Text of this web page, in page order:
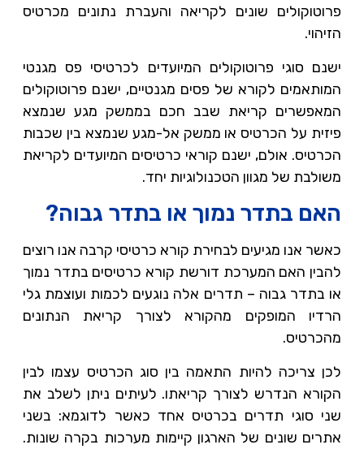
פרוטוקולים שונים לקריאה והעברת נתונים מכרטיס
הזיהוי.
ישנם סוגי פרוטוקולים המיועדים לכרטיסי פס מגנטי
המותאמים לקורא של פסים מגנטיים, ישנם פרוטוקולים
המאפשרים קריאת שבב חכם בממשק מגע שנמצא
פיזית על הכרטיס או ממשק אל-מגע שנמצא בין שכבות
הכרטיס. אולם, ישנם קוראי כרטיסים המיועדים לקריאת
משולבת של מגוון הטכנולוגיות יחד.
האם בתדר נמוך או בתדר גבוה?
כאשר אנו מגיעים לבחירת קורא כרטיסי קרבה אנו רוצים
להבין האם המערכת דורשת קורא כרטיסים בתדר נמוך
או בתדר גבוה – תדרים אלה נוגעים לכמות ועוצמת גלי
הרדיו המופקים מהקורא לצורך קריאת הנתונים
מהכרטיס.
לכן צריכה להיות התאמה בין סוג הכרטיס עצמו לבין
הקורא הנדרש לצורך קריאתו. לעיתים ניתן לשלב את
שני סוגי תדרים בכרטיס אחד כאשר לדוגמא: בשני
אתרים שונים של הארגון קיימות מערכות בקרה שונות.